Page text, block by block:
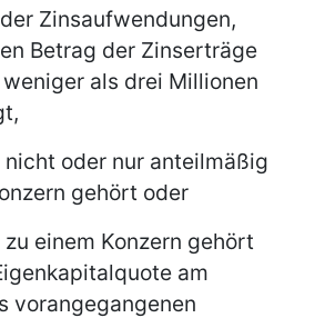
Zinsaufwendungen,
Betrag der Zinserträge
als drei Millionen
oder nur anteilmäßig
gehört oder
einem Konzern gehört
am
vorangegangenen